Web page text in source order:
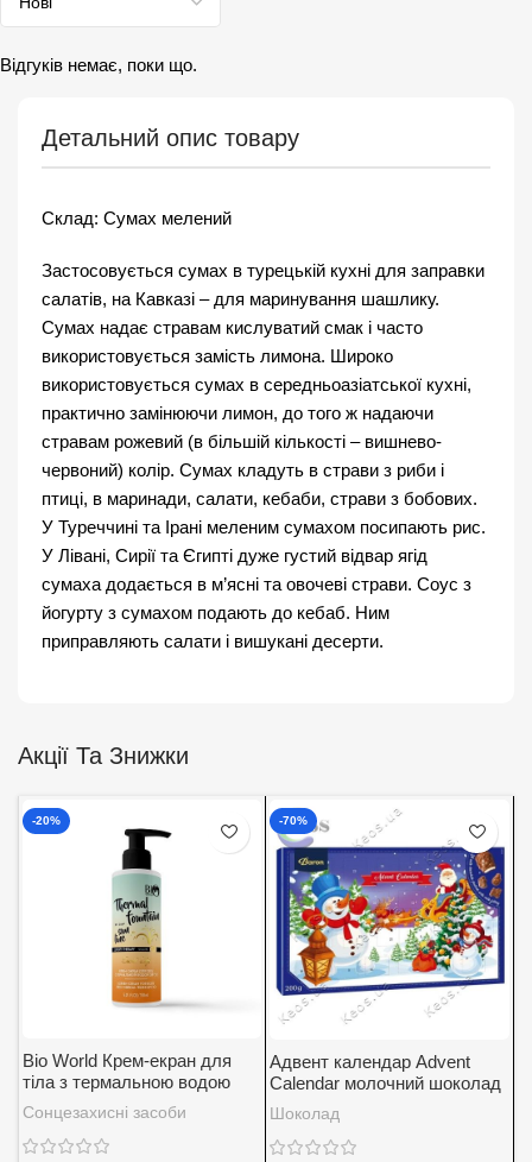
Детальний опис товару
Склад: Сумах мелений
Застосовується сумах в турецькій кухні для заправки
салатів, на Кавказі – для маринування шашлику.
Сумах надає стравам кислуватий смак і часто
використовується замість лимона. Широко
використовується сумах в середньоазіатської кухні,
практично замінюючи лимон, до того ж надаючи
стравам рожевий (в більшій кількості – вишнево-
червоний) колір. Сумах кладуть в страви з риби і
птиці, в маринади, салати, кебаби, страви з бобових.
У Туреччині та Ірані меленим сумахом посипають рис.
У Лівані, Сирії та Єгипті дуже густий відвар ягід
сумаха додається в м’ясні та овочеві страви. Соус з
йогурту з сумахом подають до кебаб. Ним
приправляють салати і вишукані десерти.
Відгуків немає, поки що.
Акції Та Знижки
-20%
Bio World Крем-екран для
тіла з термальною водою
SPF 30
Сонцезахисні засоби
-70%
Адвент календар Advent
Calendar молочний шоколад
із вершковою начинкою
Baron 200 г.
Шоколад